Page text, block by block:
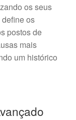
os seus
os
postos de
mais
um histórico